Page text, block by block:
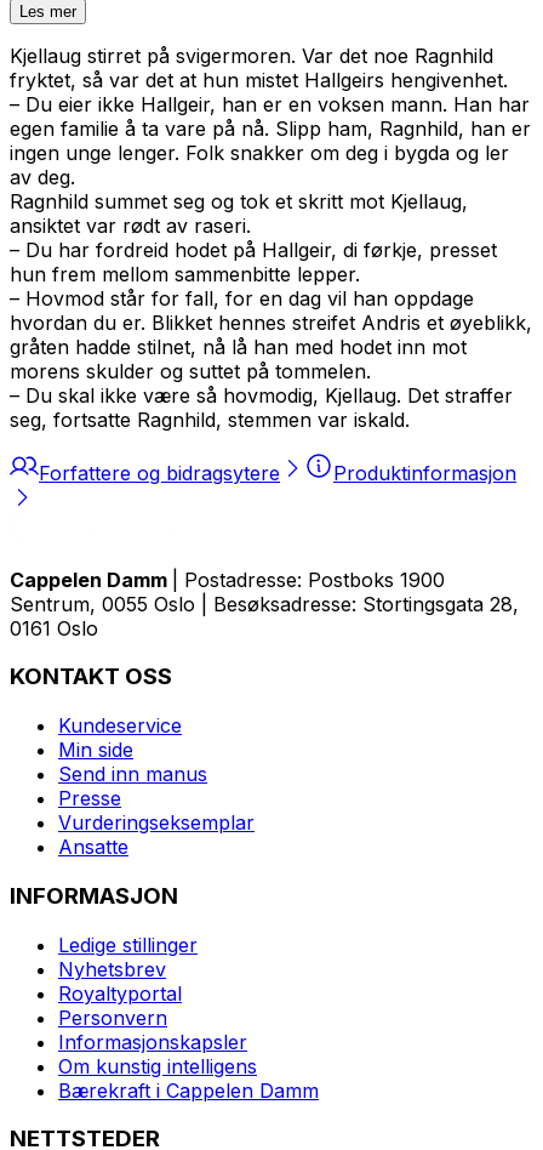
Les mer
Kjellaug stirret på svigermoren. Var det noe Ragnhild
fryktet, så var det at hun mistet Hallgeirs hengivenhet.
– Du eier ikke Hallgeir, han er en voksen mann. Han har
egen familie å ta vare på nå. Slipp ham, Ragnhild, han er
ingen unge lenger. Folk snakker om deg i bygda og ler
av deg.
Ragnhild summet seg og tok et skritt mot Kjellaug,
ansiktet var rødt av raseri.
– Du har fordreid hodet på Hallgeir, di førkje, presset
hun frem mellom sammenbitte lepper.
– Hovmod står for fall, for en dag vil han oppdage
hvordan du er. Blikket hennes streifet Andris et øyeblikk,
gråten hadde stilnet, nå lå han med hodet inn mot
morens skulder og suttet på tommelen.
– Du skal ikke være så hovmodig, Kjellaug. Det straffer
seg, fortsatte Ragnhild, stemmen var iskald.
Forfattere og bidragsytere Produktinformasjon
Cappelen Damm
| Postadresse: Postboks 1900
Sentrum, 0055 Oslo | Besøksadresse: Stortingsgata 28,
0161 Oslo
KONTAKT OSS
Kundeservice
Min side
Send inn manus
Presse
Vurderingseksemplar
Ansatte
INFORMASJON
Ledige stillinger
Nyhetsbrev
Royaltyportal
Personvern
Informasjonskapsler
Om kunstig intelligens
Bærekraft i Cappelen Damm
NETTSTEDER